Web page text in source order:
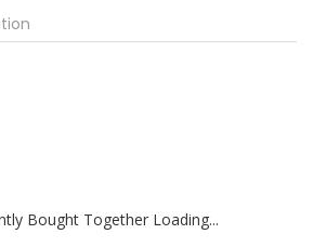
Bought Together Loading...